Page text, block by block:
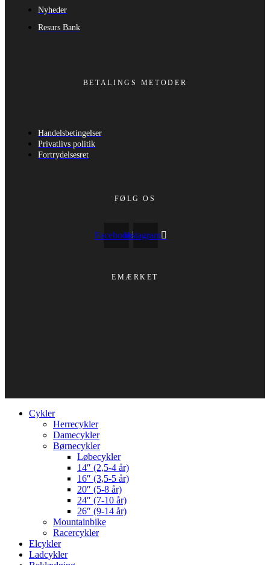
Nyheder
Resurs Bank
BETALINGS METODER
Handelsbetingelser
Privatlivs politik
Fortrydelsesret
FØLG OS
FacebookInstagram
EMÆRKET
Cykler
Herrecykler
Damecykler
Børnecykler
Løbecykler
14″ (2,5-4 år)
16″ (3,5-5 år)
20″ (5-8 år)
24″ (7-10 år)
26″ (9-14 år)
Mountainbike
Racercykler
Elcykler
Ladcykler